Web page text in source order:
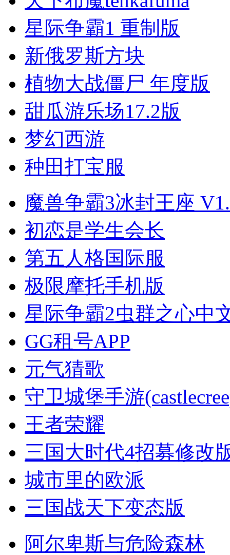
星际争霸1 重制版
新俄罗斯方块
植物大战僵尸 年度版
甜瓜游乐场17.2版
梦幻西游
种田打宝服
魔兽争霸3冰封王座
初恋是学生会长
第五人格国际服
极限摩托手机版
星际争霸2虫群之心中
GG租号APP
元气猜歌
守卫城堡手游
王者荣耀
三国大时代4招募修改
城市里的欧派
三国战天下变态版
阿尔卑斯与危险森林